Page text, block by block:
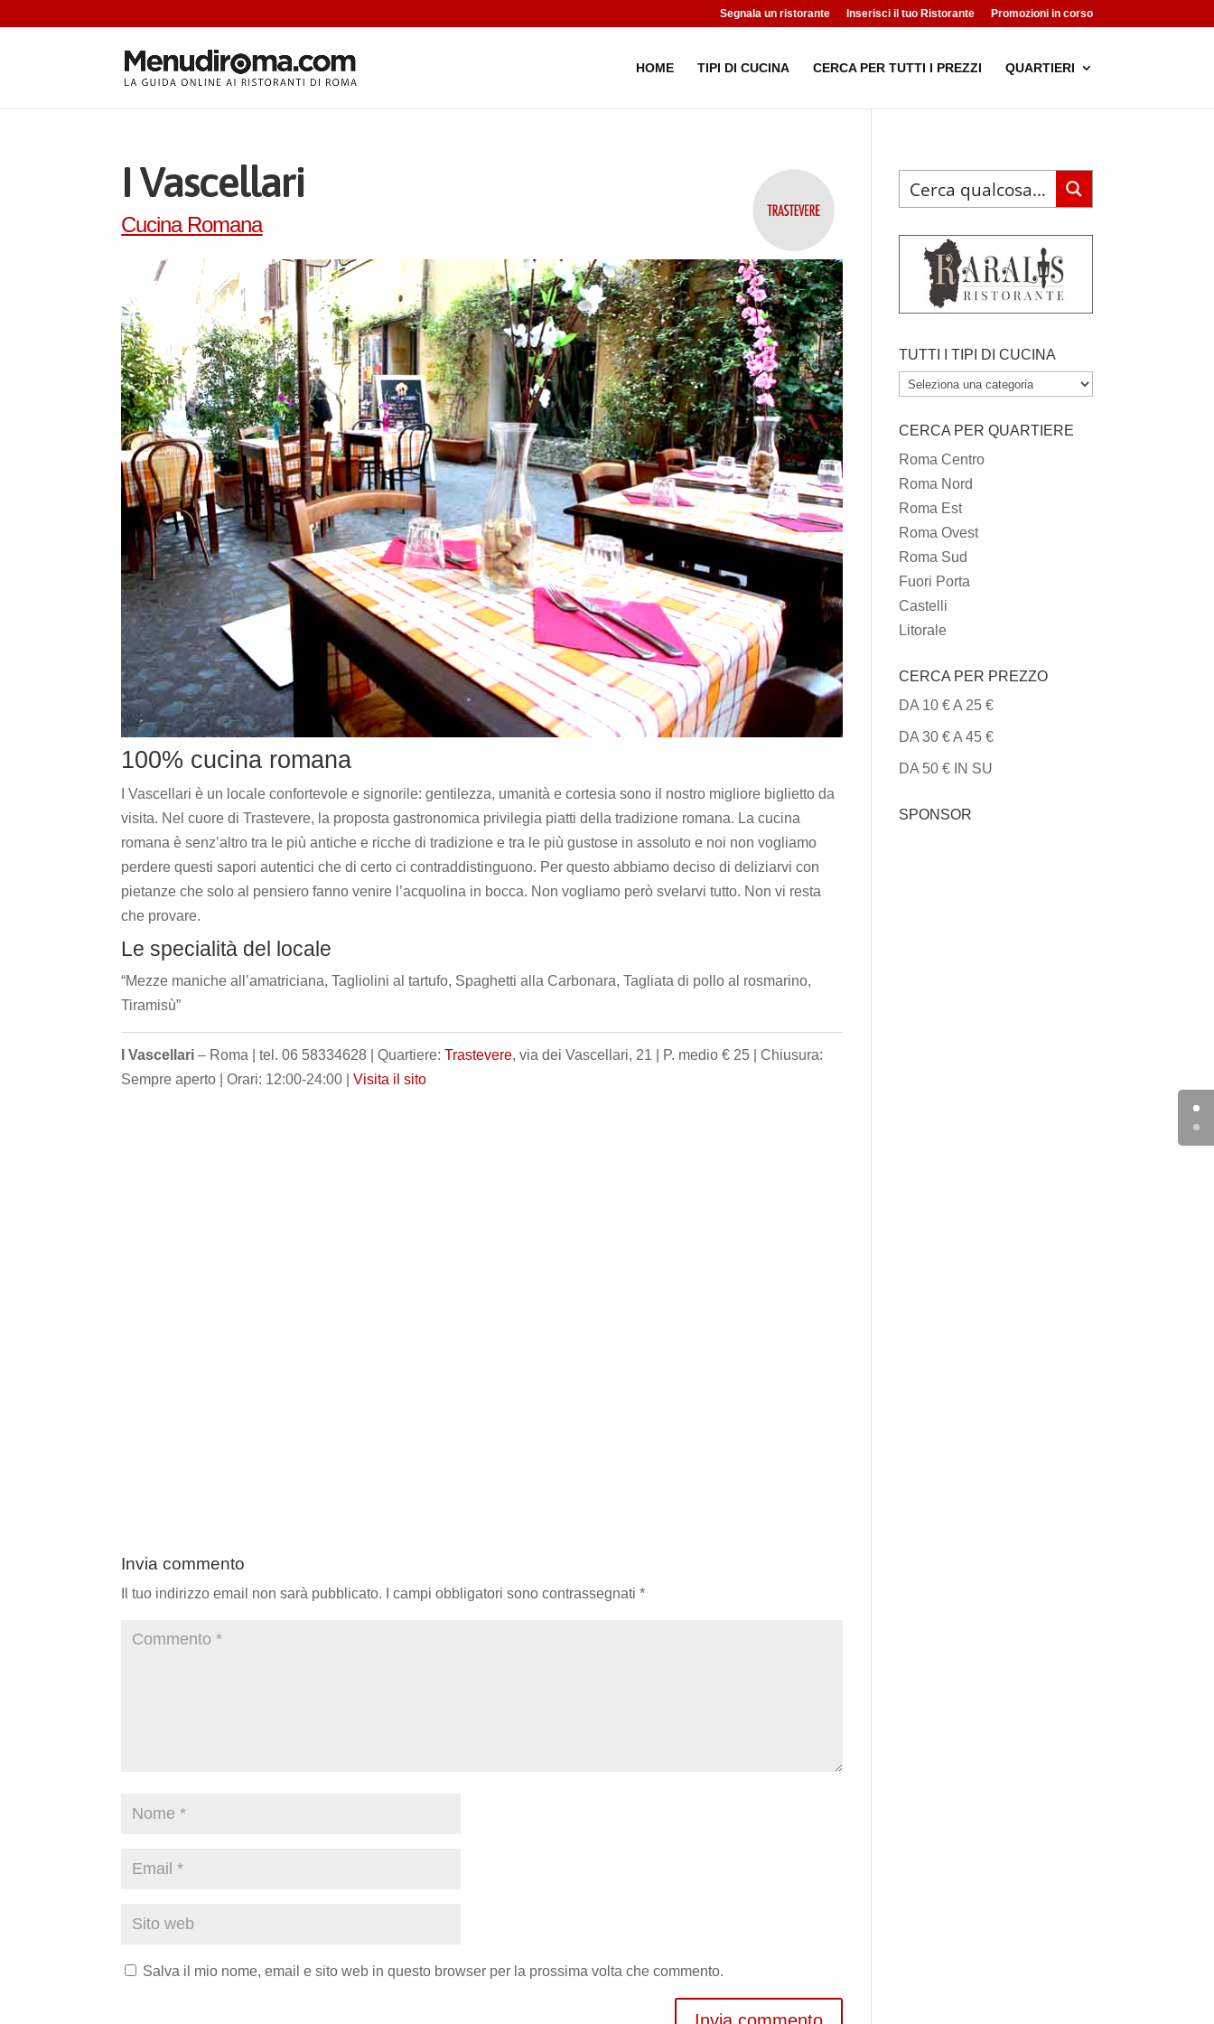
Segnala un ristorante Inserisci il tuo Ristorante Promozioni in corso
HOME TIPI DI CUCINA CERCA PER TUTTI I PREZZI QUARTIERI
I Vascellari
Cucina Romana
100% cucina romana
I Vascellari è un locale confortevole e signorile: gentilezza, umanità e cortesia sono il nostro migliore biglietto da
visita. Nel cuore di Trastevere, la proposta gastronomica privilegia piatti della tradizione romana. La cucina
romana è senz’altro tra le più antiche e ricche di tradizione e tra le più gustose in assoluto e noi non vogliamo
perdere questi sapori autentici che di certo ci contraddistinguono. Per questo abbiamo deciso di deliziarvi con
pietanze che solo al pensiero fanno venire l’acquolina in bocca. Non vogliamo però svelarvi tutto. Non vi resta
che provare.
Le specialità del locale
“Mezze maniche all’amatriciana, Tagliolini al tartufo, Spaghetti alla Carbonara, Tagliata di pollo al rosmarino,
Tiramisù”
I Vascellari – Roma | tel. 06 58334628 | Quartiere:Trastevere, via dei Vascellari, 21 | P. medio € 25 | Chiusura:
Sempre aperto | Orari: 12:00-24:00 |Visita il sito
Invia commento
Il tuo indirizzo email non sarà pubblicato. I campi obbligatori sono contrassegnati*
Salva il mio nome, email e sito web in questo browser per la prossima volta che commento.
TUTTI I TIPI DI CUCINA
TUTTI
TIPI
DI
CUCINA
CERCA PER QUARTIERE
Roma Centro
Roma Nord
Roma Est
Roma Ovest
Roma Sud
Fuori Porta
Castelli
Litorale
CERCA PER PREZZO
DA 10 € A 25 €
DA 30 € A 45 €
DA 50 € IN SU
SPONSOR